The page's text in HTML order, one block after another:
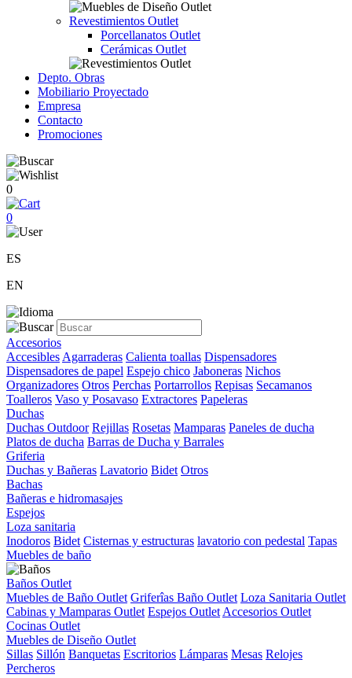
Revestimientos Outlet
Porcellanatos Outlet
Cerámicas Outlet
Depto. Obras
Mobiliario Proyectado
Empresa
Contacto
Promociones
0
0
ES
EN
Accesorios
Accesibles Agarraderas Calienta toallas Dispensadores
Dispensadores de papel Espejo chico Jaboneras Nichos
Organizadores Otros Perchas Portarrollos Repisas Secamanos
Toalleros Vaso y Posavaso Extractores Papeleras
Duchas
Duchas Outdoor Rejillas Rosetas Mamparas Paneles de ducha
Platos de ducha Barras de Ducha y Barrales
Griferia
Duchas y Bañeras Lavatorio Bidet Otros
Bachas
Bañeras e hidromasajes
Espejos
Loza sanitaria
Inodoros Bidet Cisternas y estructuras lavatorio con pedestal Tapas
Muebles de baño
Baños Outlet
Muebles de Baño Outlet Griferîas Baño Outlet Loza Sanitaria Outlet
Cabinas y Mamparas Outlet Espejos Outlet Accesorios Outlet
Cocinas Outlet
Muebles de Diseño Outlet
Sillas Sillón Banquetas Escritorios Lámparas Mesas Relojes
Percheros